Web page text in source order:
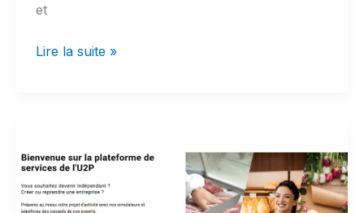
et
Atlas
emplois
de
proximité
Lire la suite »